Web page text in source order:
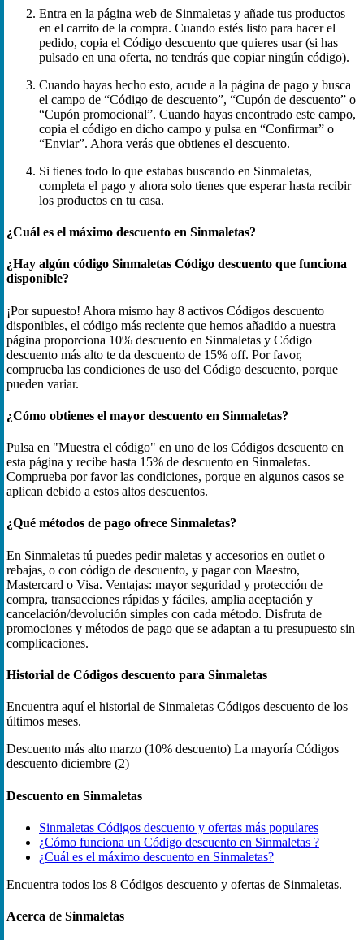
Entra en la página web de Sinmaletas y añade tus productos
en el carrito de la compra. Cuando estés listo para hacer el
pedido, copia el Código descuento que quieres usar (si has
pulsado en una oferta, no tendrás que copiar ningún código).
Cuando hayas hecho esto, acude a la página de pago y busca
el campo de “Código de descuento”, “Cupón de descuento” o
“Cupón promocional”. Cuando hayas encontrado este campo,
copia el código en dicho campo y pulsa en “Confirmar” o
“Enviar”. Ahora verás que obtienes el descuento.
Si tienes todo lo que estabas buscando en Sinmaletas,
completa el pago y ahora solo tienes que esperar hasta recibir
los productos en tu casa.
¿Cuál es el máximo descuento en Sinmaletas?
¿Hay algún código Sinmaletas Código descuento que funciona
disponible?
¡Por supuesto! Ahora mismo hay 8 activos Códigos descuento
disponibles, el código más reciente que hemos añadido a nuestra
página proporciona 10% descuento en Sinmaletas y Código
descuento más alto te da descuento de 15% off. Por favor,
comprueba las condiciones de uso del Código descuento, porque
pueden variar.
¿Cómo obtienes el mayor descuento en Sinmaletas?
Pulsa en "Muestra el código" en uno de los Códigos descuento en
esta página y recibe hasta 15% de descuento en Sinmaletas.
Comprueba por favor las condiciones, porque en algunos casos se
aplican debido a estos altos descuentos.
¿Qué métodos de pago ofrece Sinmaletas?
En Sinmaletas tú puedes pedir maletas y accesorios en outlet o
rebajas, o con código de descuento, y pagar con Maestro,
Mastercard o Visa. Ventajas: mayor seguridad y protección de
compra, transacciones rápidas y fáciles, amplia aceptación y
cancelación/devolución simples con cada método. Disfruta de
promociones y métodos de pago que se adaptan a tu presupuesto sin
complicaciones.
Historial de Códigos descuento para Sinmaletas
Encuentra aquí el historial de Sinmaletas Códigos descuento de los
últimos meses.
Descuento más alto marzo (10% descuento) La mayoría Códigos
descuento diciembre (2)
Descuento en Sinmaletas
Sinmaletas Códigos descuento y ofertas más populares
¿Cómo funciona un Código descuento en Sinmaletas ?
¿Cuál es el máximo descuento en Sinmaletas?
Encuentra todos los 8 Códigos descuento y ofertas de Sinmaletas.
Acerca de Sinmaletas